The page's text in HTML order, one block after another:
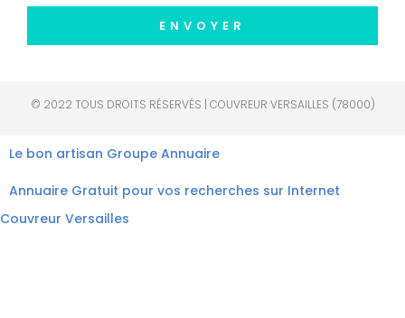
ENVOYER
© 2022 TOUS DROITS RÉSERVÉS | COUVREUR VERSAILLES (78000)
Le bon artisan Groupe Annuaire
Annuaire Gratuit pour vos recherches sur Internet
Couvreur Versailles